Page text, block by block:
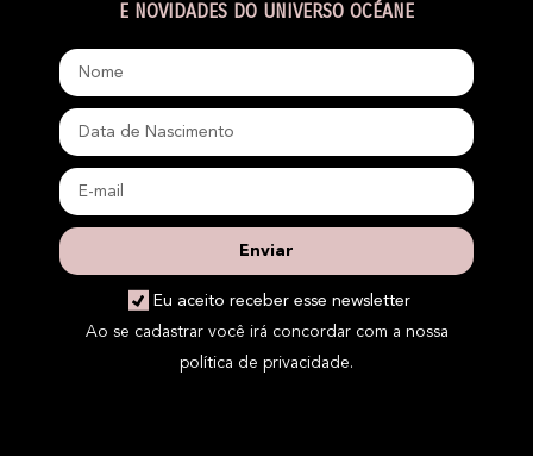
E NOVIDADES DO UNIVERSO OCÉANE
Eu aceito receber esse newsletter
Enviar
Ao se cadastrar você irá concordar com a nossa
política de privacidade.